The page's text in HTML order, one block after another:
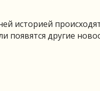
историей
появятся другие